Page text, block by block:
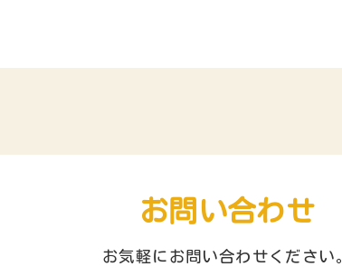
お問い合わせ
お気軽にお問い合わせください。